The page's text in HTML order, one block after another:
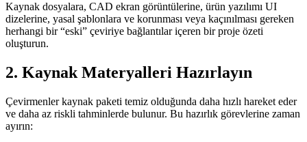
Kaynak dosyalara, CAD ekran görüntülerine, ürün yazılımı UI
dizelerine, yasal şablonlara ve korunması veya kaçınılması gereken
herhangi bir “eski” çeviriye bağlantılar içeren bir proje özeti
oluşturun.
2. Kaynak Materyalleri Hazırlayın
Çevirmenler kaynak paketi temiz olduğunda daha hızlı hareket eder
ve daha az riskli tahminlerde bulunur. Bu hazırlık görevlerine zaman
ayırın: